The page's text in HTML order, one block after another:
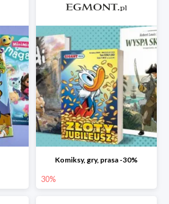
Komiksy, gry, prasa -30%
30%